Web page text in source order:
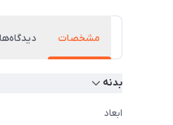
مشخصات دیدگاه‌ها
بدنه
ابعاد